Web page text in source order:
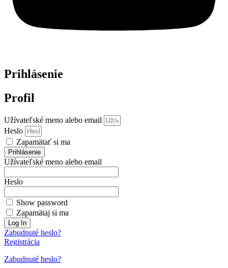
Prihlásenie
Profil
Užívateľské meno alebo email
Heslo
Zapamätať si ma
Prihlásenie
Užívateľské meno alebo email
Heslo
Show password
Zapamätaj si ma
Zabudnuté heslo?
Registrácia
Zabudnuté heslo?